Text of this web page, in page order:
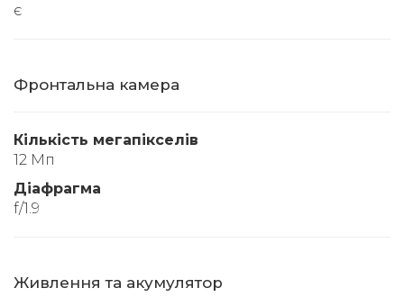
є
Фронтальна камера
Кількість мегапікселів
12 Мп
Діафрагма
f/1.9
Живлення та акумулятор